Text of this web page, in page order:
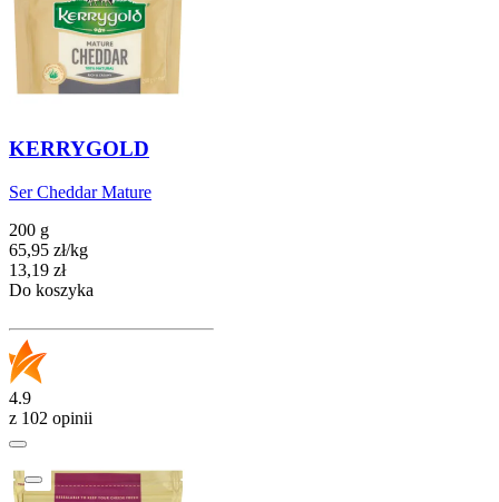
KERRYGOLD
Ser Cheddar Mature
200 g
65,95 zł/kg
Cena
13,19 zł
Do koszyka
4.9
z 102 opinii